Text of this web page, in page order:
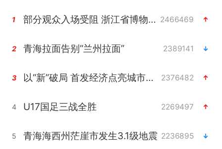
1 部分观众入场受阻 浙江省博物馆致歉 2466469
2 青海拉面告别“兰州拉面” 2389141
3 以“新”破局 首发经济点亮城市消费活力 2376482
4 U17国足三战全胜 2269497
5 青海海西州茫崖市发生3.1级地震 2236895